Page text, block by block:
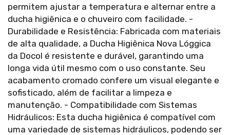
permitem ajustar a temperatura e alternar entre a
ducha higiênica e o chuveiro com facilidade. -
Durabilidade e Resistência: Fabricada com materiais
de alta qualidade, a Ducha Higiênica Nova Lóggica
da Docol é resistente e durável, garantindo uma
longa vida útil mesmo com o uso constante. Seu
acabamento cromado confere um visual elegante e
sofisticado, além de facilitar a limpeza e
manutenção. - Compatibilidade com Sistemas
Hidráulicos: Esta ducha higiênica é compatível com
uma variedade de sistemas hidráulicos, podendo ser